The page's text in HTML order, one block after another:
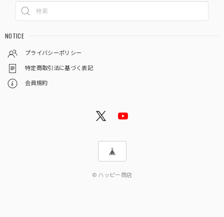
NOTICE
プライバシーポリシー
特定商取引法に基づく表記
会員規約
© ハッピー商店